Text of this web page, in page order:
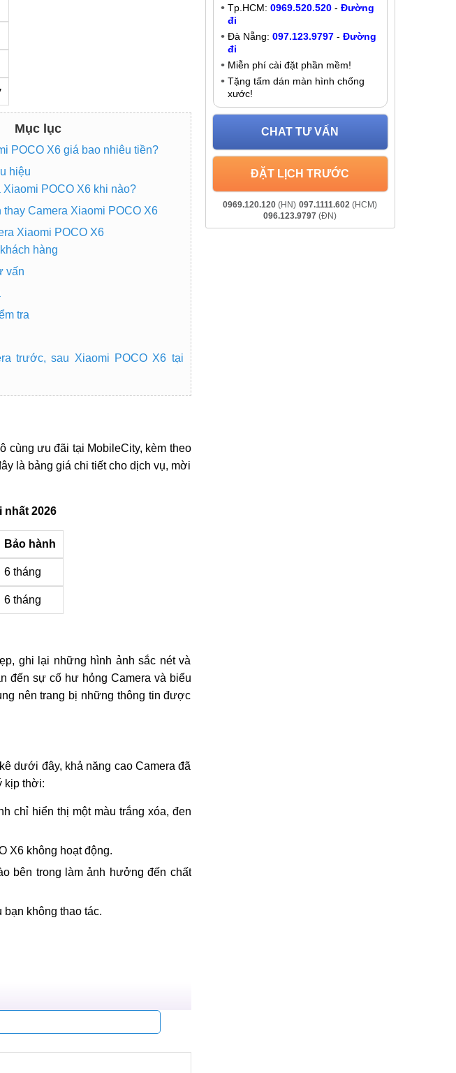
Mục lục
POCO X6 giá bao nhiêu tiền?
hiệu
Xiaomi POCO X6 khi nào?
thay Camera Xiaomi POCO X6
Xiaomi POCO X6
hàng
vấn
tra
trước, sau Xiaomi POCO X6 tại
cùng ưu đãi tại MobileCity, kèm theo
là bảng giá chi tiết cho dịch vụ, mời
nhất 2026
Bảo hành
6 tháng
6 tháng
ghi lại những hình ảnh sắc nét và
đến sự cố hư hỏng Camera và biểu
nên trang bị những thông tin được
dưới đây, khả năng cao Camera đã
kịp thời:
chỉ hiển thị một màu trắng xóa, đen
X6 không hoạt động.
bên trong làm ảnh hưởng đến chất
bạn không thao tác.
Tp.HCM: 0969.520.520- Đường
đi
Đà Nẵng: 097.123.9797- Đường
đi
Miễn phí cài đặt phần mềm!
Tặng tấm dán màn hình chống
xước!
CHAT TƯ VẤN
ĐẶT LỊCH TRƯỚC
0969.120.120 (HN) 097.1111.602 (HCM)
096.123.9797 (ĐN)